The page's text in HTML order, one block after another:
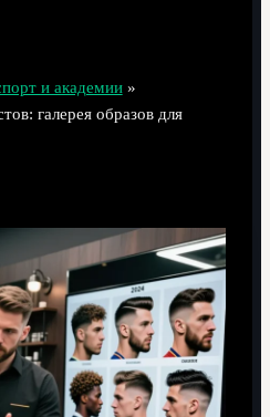
и академии
галерея образов для